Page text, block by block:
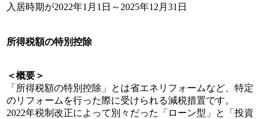
入居時期が2022年1月1日～2025年12月31日
所得税額の特別控除
＜概要＞
「所得税額の特別控除」とは省エネリフォームなど、特定
のリフォームを行った際に受けられる減税措置です。
2022年税制改正によって別々だった「ローン型」と「投資